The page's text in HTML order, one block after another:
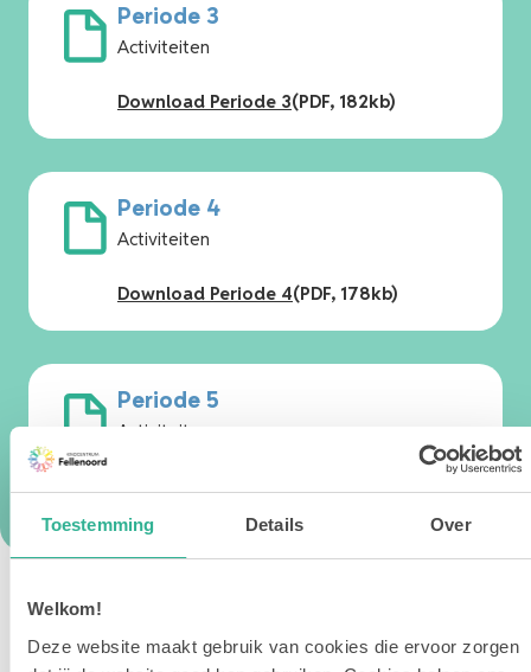
Toestemming Details Over
Welkom!
Deze website maakt gebruik van cookies die ervoor zorgen
Periode 3
Activiteiten
Download Periode 3(PDF, 182kb)
Periode 4
Activiteiten
Download Periode 4(PDF, 178kb)
Periode 5
Activiteiten